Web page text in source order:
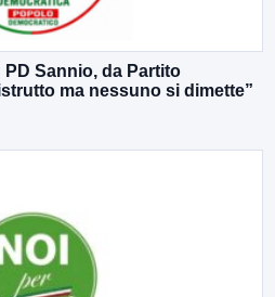
PD Sannio, da Partito
ma nessuno si dimette”